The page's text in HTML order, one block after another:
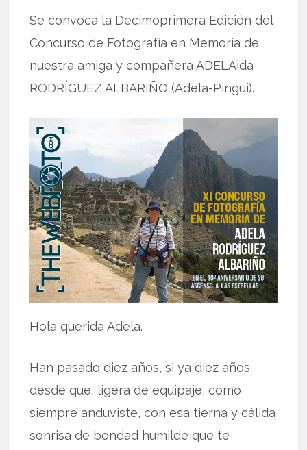
Se convoca la Decimoprimera Edición del
Concurso de Fotografía en Memoria de
nuestra amiga y compañera ADELAida
RODRÍGUEZ ALBARIÑO (Adela-Pingui).
Hola querida Adela.
Han pasado diez años, si ya diez años
desde que, ligera de equipaje, como
siempre anduviste, con esa tierna y cálida
sonrisa de bondad humilde que te